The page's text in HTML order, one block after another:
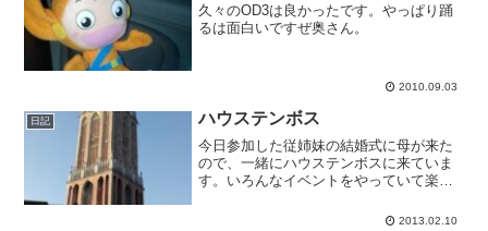
久々のOD3は良かったです。やっぱり踊
るは面白いですぜ奥さん。
2010.09.03
日記 ハウステンボス
今日参加した従姉妹の結婚式に母が来た
ので、一緒にハウステンボスに来ていま
す。いろんなイベントをやっていて楽し
2013.02.10